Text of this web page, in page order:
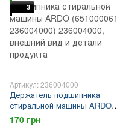
3
Артикул: 236004000
Держатель подшипника
стиральной машины ARDO
(651000061, 236004000)
170 грн